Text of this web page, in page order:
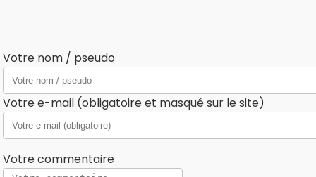
Votre nom / pseudo
Votre e-mail (obligatoire et masqué sur le site)
Votre commentaire